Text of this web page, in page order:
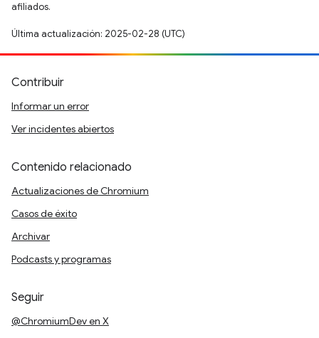
afiliados.
Última actualización: 2025-02-28 (UTC)
Contribuir
Informar un error
Ver incidentes abiertos
Contenido relacionado
Actualizaciones de Chromium
Casos de éxito
Archivar
Podcasts y programas
Seguir
@ChromiumDev en X